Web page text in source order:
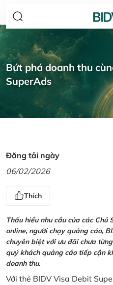
Bứt phá doanh thu
SuperAds
Đăng tải ngày
06/02/2026
Thích
Thấu hiểu nhu cầu của các Chủ
online, người chạy quảng cáo,
chuyên biệt với ưu đãi chưa
quý khách quảng cáo tiếp cận
doanh thu.
Với thẻ BIDV Visa Debit